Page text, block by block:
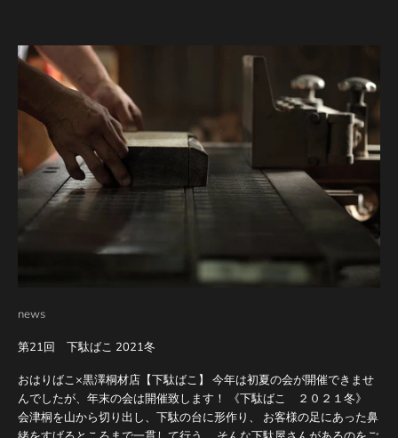
news
第21回 下駄ばこ 2021冬
おはりばこ×黒澤桐材店【下駄ばこ】 今年は初夏の会が開催できませ
んでしたが、年末の会は開催致します！ 《下駄ばこ ２０２１冬》
会津桐を山から切り出し、下駄の台に形作り、 お客様の足にあった鼻